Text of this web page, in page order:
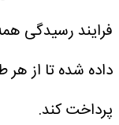
فرایند رسیدگی
داده شده تا از
پرداخت کند.